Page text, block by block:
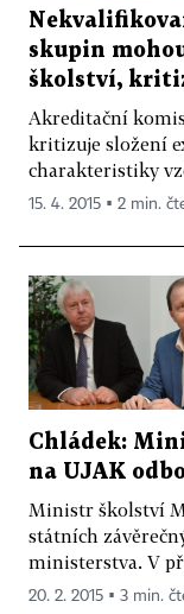
skupin
školství,
Akreditační
kritizuje složení
charakteristiky
15. 4. 2015 ▪ 2 min.
Chládek:
na UJAK
Ministr školství
státních
ministerstva. V
20. 2. 2015 ▪ 3 min.